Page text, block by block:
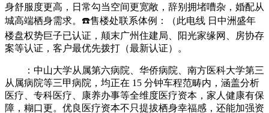
身舒服度更高，日常勾当空间更宽敞，辞别拥堵嘈杂，婚配从
城高端栖身需求。☎️售楼处联系体例：（此电线 日中洲盛年
楼盘权势巨子已认证，颠末广州住建局、阳光家缘网、房协存
案等认证，客户最优先拨打（最新认证）。
：中山大学从属第六病院、华侨病院、南方医科大学第三
从属病院等三甲病院，均正在 15 分钟车程范畴内，涵盖分析
医疗、专科医疗、康养办事等全维度医疗资本，家人健康有保
障，糊口更。优良医疗资本不只提拔栖身幸福感，还能加强资